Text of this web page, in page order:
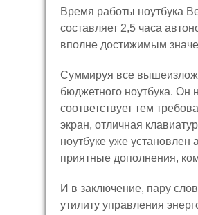
Время работы ноутбука
составляет 2,5 часа
вполне достижимым
Суммируя все
бюджетного ноутбука. Он
соответствует тем
экран, отличная
ноутбуке уже
приятные дополнения,
И в заключение, пару
утилиту управления